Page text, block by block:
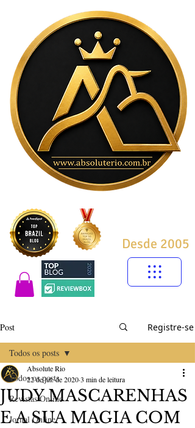
Desde 2005
Post Registre-se
Todos os posts
Revistas Online
Jornal Online
Todos os posts
JUDY MASCARENHAS
E A SUA MAGIA COM
Absolute Rio
22 de jul. de 20203 min de leitura